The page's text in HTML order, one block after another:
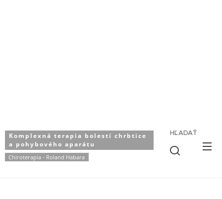
Komplexná terapia bolestí chrbtice
a pohybového aparátu
Chiroterapia - Roland Habara
HĽADAŤ